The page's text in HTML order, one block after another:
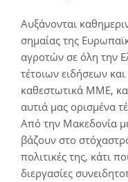
Αυξάνονται
σημαίας της
αγροτών σε όλη την
τέτοιων ειδήσεων
καθεστωτικά ΜΜΕ,
αυτιά μας ορισμένα
Από την Μακεδονία
βάζουν στο
πολιτικές της, κάτι
διεργασίες